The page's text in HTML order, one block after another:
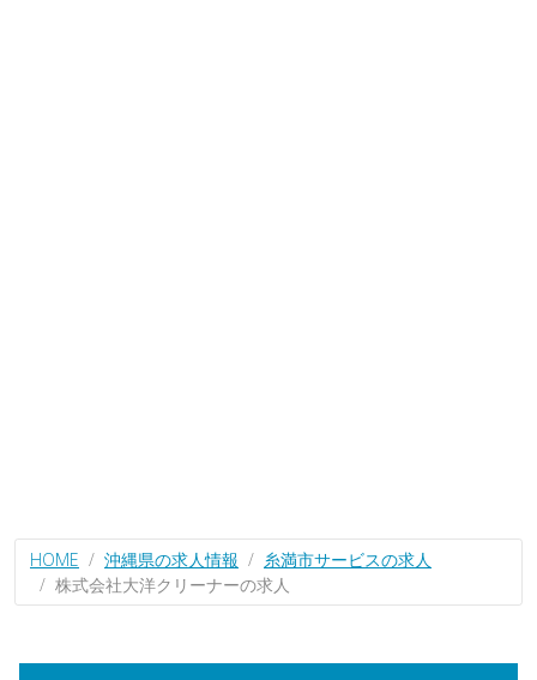
HOME 沖縄県の求人情報
糸満市サービスの求人
株式会社大洋クリーナーの求人